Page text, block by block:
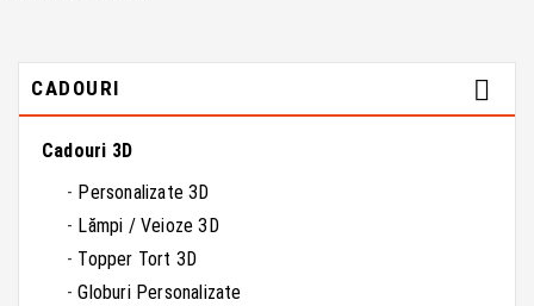
CADOURI 
Cadouri 3D
Personalizate 3D
Lămpi / Veioze 3D
Topper Tort 3D
Globuri Personalizate